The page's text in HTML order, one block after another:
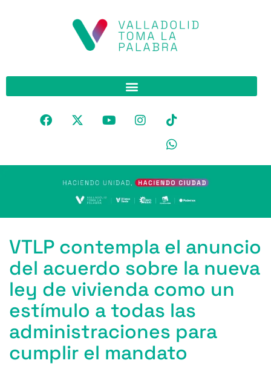
VTLP contempla el anuncio
del acuerdo sobre la nueva
ley de vivienda como un
estímulo a todas las
administraciones para
cumplir el mandato